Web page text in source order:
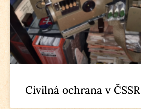
Civilná ochrana v ČSSR